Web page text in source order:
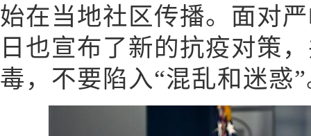
始在当地社区传播。面对
日也宣布了新的抗疫对策
毒，不要陷入“混乱和迷惑